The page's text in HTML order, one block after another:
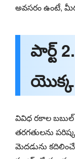
అవసరం ఉంటే,
పార్ట్
యొక్క
వివిధ రకాల
తరగతులను
మెదడును